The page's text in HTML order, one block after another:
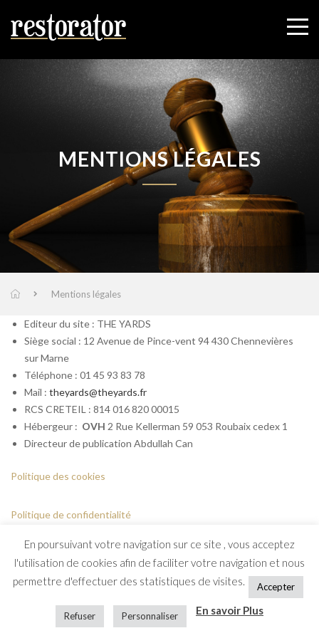
MENTIONS LÉGALES
Mentions légales
Editeur du site : THE YARDS
Siège social : 12 Avenue de Pince-vent 94 430 Chennevières
sur Marne
Téléphone : 01 45 93 83 78
Mail : theyards@theyards.fr
RCS CRETEIL : 814 016 820 00015
Hébergeur : OVH 2 Rue Kellerman 59 053 Roubaix cedex 1
Directeur de publication Abdullah Can
Politique des cookies
Politique de confidentialité
Copyright © 2018 Restorator. All Rights Reserved.
En poursuivant votre navigation sur ce site , vous acceptez
l'utilisation de cookies afin de faciliter votre navigation et nous
permettre d'effectuer des statistiques de visites.
Accepter
Refuser Personnaliser En savoir Plus